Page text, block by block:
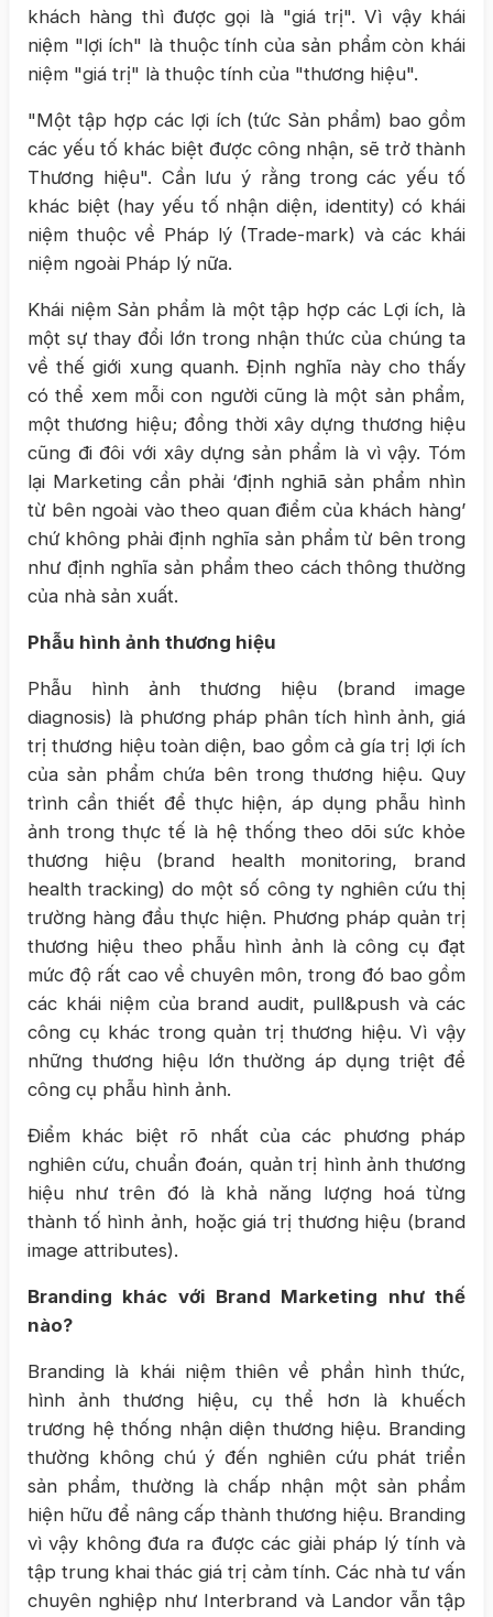
khách hàng thì được gọi là "giá trị". Vì vậy khái
niệm "lợi ích" là thuộc tính của sản phẩm còn khái
niệm "giá trị" là thuộc tính của "thương hiệu".
"Một tập hợp các lợi ích (tức Sản phẩm) bao gồm
các yếu tố khác biệt được công nhận, sẽ trở thành
Thương hiệu". Cần lưu ý rằng trong các yếu tố
khác biệt (hay yếu tố nhận diện, identity) có khái
niệm thuộc về Pháp lý (Trade-mark) và các khái
niệm ngoài Pháp lý nữa.
Khái niệm Sản phẩm là một tập hợp các Lợi ích, là
một sự thay đổi lớn trong nhận thức của chúng ta
về thế giới xung quanh. Định nghĩa này cho thấy
có thể xem mỗi con người cũng là một sản phẩm,
một thương hiệu; đồng thời xây dựng thương hiệu
cũng đi đôi với xây dựng sản phẩm là vì vậy. Tóm
lại Marketing cần phải ‘định nghiã sản phẩm nhìn
từ bên ngoài vào theo quan điểm của khách hàng’
chứ không phải định nghĩa sản phẩm từ bên trong
như định nghĩa sản phẩm theo cách thông thường
của nhà sản xuất.
Phẫu hình ảnh thương hiệu
Phẫu hình ảnh thương hiệu (brand image
diagnosis) là phương pháp phân tích hình ảnh, giá
trị thương hiệu toàn diện, bao gồm cả gía trị lợi ích
của sản phẩm chứa bên trong thương hiệu. Quy
trình cần thiết để thực hiện, áp dụng phẫu hình
ảnh trong thực tế là hệ thống theo dõi sức khỏe
thương hiệu (brand health monitoring, brand
health tracking) do một số công ty nghiên cứu thị
trường hàng đầu thực hiện. Phương pháp quản trị
thương hiệu theo phẫu hình ảnh là công cụ đạt
mức độ rất cao về chuyên môn, trong đó bao gồm
các khái niệm của brand audit, pull&push và các
công cụ khác trong quản trị thương hiệu. Vì vậy
những thương hiệu lớn thường áp dụng triệt để
công cụ phẫu hình ảnh.
Điểm khác biệt rõ nhất của các phương pháp
nghiên cứu, chuẩn đoán, quản trị hình ảnh thương
hiệu như trên đó là khả năng lượng hoá từng
thành tố hình ảnh, hoặc giá trị thương hiệu (brand
image attributes).
Branding khác với Brand Marketing như thế
nào?
Branding là khái niệm thiên về phần hình thức,
hình ảnh thương hiệu, cụ thể hơn là khuếch
trương hệ thống nhận diện thương hiệu. Branding
thường không chú ý đến nghiên cứu phát triển
sản phẩm, thường là chấp nhận một sản phẩm
hiện hữu để nâng cấp thành thương hiệu. Branding
vì vậy không đưa ra được các giải pháp lý tính và
tập trung khai thác giá trị cảm tính. Các nhà tư vấn
chuyên nghiệp như Interbrand và Landor vẫn tập